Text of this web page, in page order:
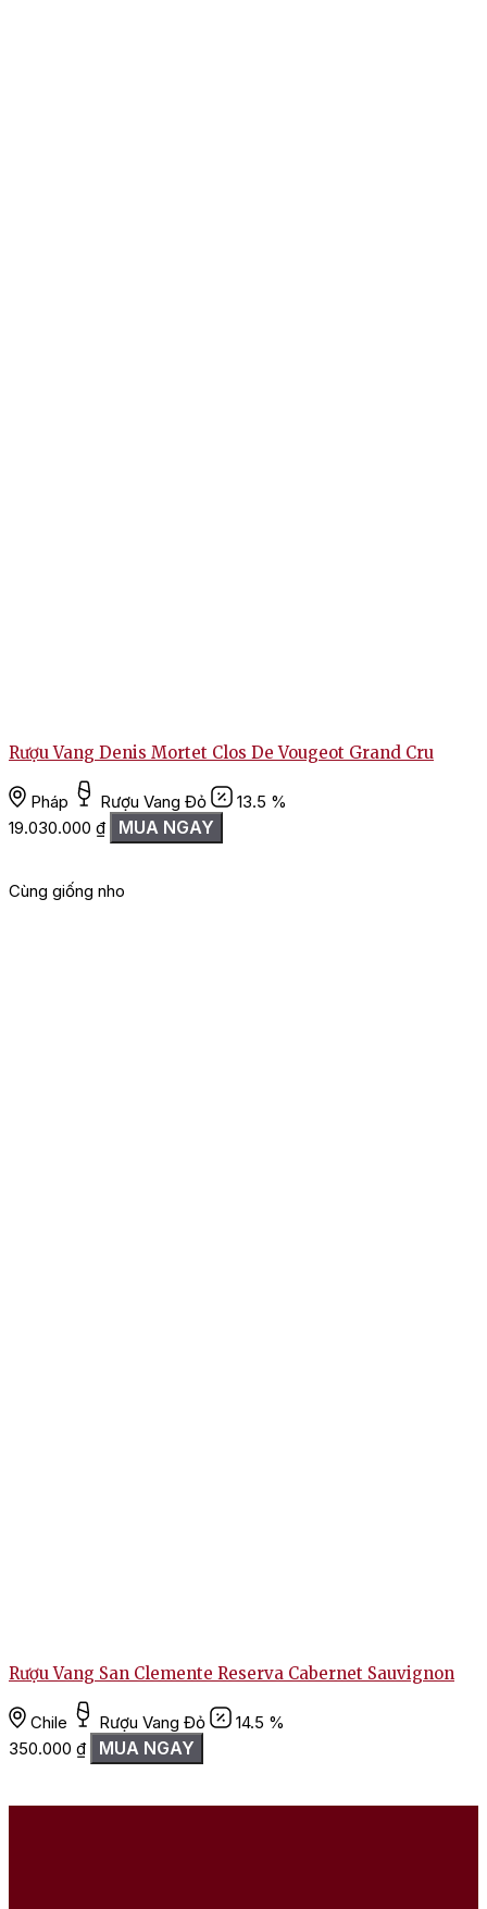
Rượu Vang Denis Mortet Clos De Vougeot Grand Cru
Pháp Rượu Vang Đỏ
13.5 %
19.030.000 ₫ MUA NGAY
Cùng giống nho
Rượu Vang San Clemente Reserva Cabernet Sauvignon
Chile Rượu Vang Đỏ
14.5 %
350.000 ₫ MUA NGAY